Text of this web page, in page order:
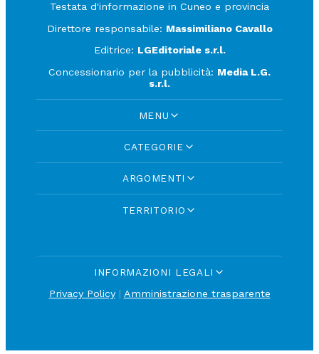
Testata d'informazione in Cuneo e provincia
Direttore responsabile: Massimiliano Cavallo
Editrice: LGEditoriale s.r.l.
Concessionario per la pubblicità: Media L.G.
s.r.l.
MENU
CATEGORIE
ARGOMENTI
TERRITORIO
INFORMAZIONI LEGALI
Privacy Policy| Amministrazione trasparente